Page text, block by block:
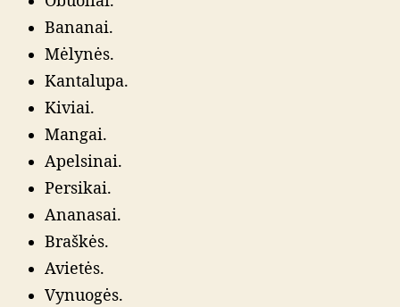
Bananai.
Mėlynės.
Kantalupa.
Kiviai.
Mangai.
Apelsinai.
Persikai.
Ananasai.
Braškės.
Avietės.
Vynuogės.